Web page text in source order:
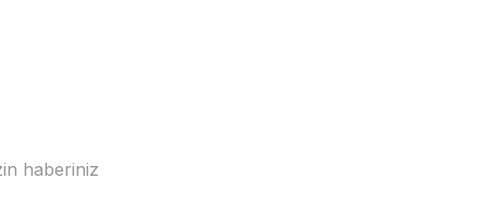
haberiniz